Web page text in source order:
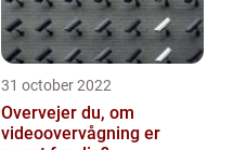
31 october 2022
Overvejer du, om
videoovervågning er